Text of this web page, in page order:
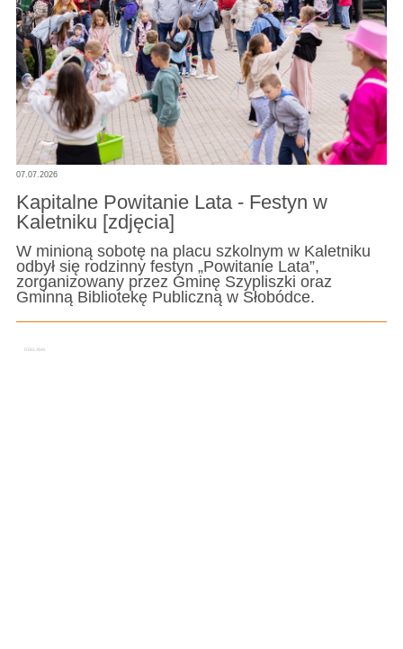
07.07.2026
Kapitalne Powitanie Lata - Festyn w
Kaletniku [zdjęcia]
W minioną sobotę na placu szkolnym w Kaletniku
odbył się rodzinny festyn „Powitanie Lata”,
zorganizowany przez Gminę Szypliszki oraz
Gminną Bibliotekę Publiczną w Słobódce.